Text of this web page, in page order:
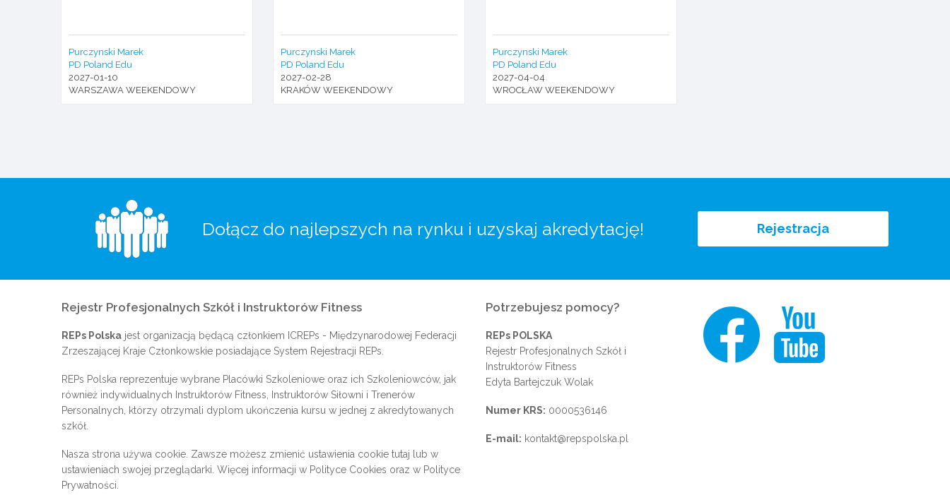
Purczynski Marek
PD Poland Edu
2027-01-10
WARSZAWA WEEKENDOWY
Purczynski Marek
PD Poland Edu
2027-02-28
KRAKÓW WEEKENDOWY
Purczynski Marek
PD Poland Edu
2027-04-04
WROCŁAW WEEKENDOWY
Dołącz do najlepszych na rynku i uzyskaj akredytację! Rejestracja
Rejestr Profesjonalnych Szkół i Instruktorów Fitness
REPs Polska jest organizacją będącą członkiem ICREPs - Międzynarodowej Federacji
Zrzeszającej Kraje Członkowskie posiadające System Rejestracji REPs.
REPs Polska reprezentuje wybrane Placówki Szkoleniowe oraz ich Szkoleniowców, jak
również indywidualnych Instruktorów Fitness, Instruktorów Siłowni i Trenerów
Personalnych, którzy otrzymali dyplom ukończenia kursu w jednej z akredytowanych
szkół.
Nasza strona używa cookie. Zawsze możesz zmienić ustawienia cookie tutaj lub w
ustawieniach swojej przeglądarki. Więcej informacji w Polityce Cookies oraz w Polityce
Prywatności
Potrzebujesz pomocy?
REPs POLSKA
Rejestr Profesjonalnych Szkół i
Instruktorów Fitness
Edyta Bartejczuk Wolak
Numer KRS: 0000536146
E-mail: kontakt@repspolska.pl